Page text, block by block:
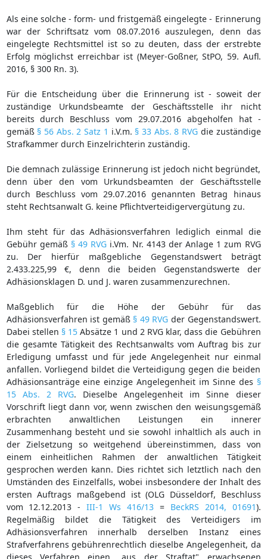
Als eine solche - form- und fristgemäß eingelegte - Erinnerung
war der Schriftsatz vom 08.07.2016 auszulegen, denn das
eingelegte Rechtsmittel ist so zu deuten, dass der erstrebte
Erfolg möglichst erreichbar ist (Meyer-Goßner, StPO, 59. Aufl.
2016, § 300 Rn. 3).
Für die Entscheidung über die Erinnerung ist - soweit der
zuständige Urkundsbeamte der Geschäftsstelle ihr nicht
bereits durch Beschluss vom 29.07.2016 abgeholfen hat -
gemäß § 56 Abs. 2 Satz 1 i.V.m. § 33 Abs. 8 RVG die zuständige
Strafkammer durch Einzelrichterin zuständig.
Die demnach zulässige Erinnerung ist jedoch nicht begründet,
denn über den vom Urkundsbeamten der Geschäftsstelle
durch Beschluss vom 29.07.2016 genannten Betrag hinaus
steht Rechtsanwalt G. keine Pflichtverteidigervergütung zu.
Ihm steht für das Adhäsionsverfahren lediglich einmal die
Gebühr gemäß § 49 RVG i.Vm. Nr. 4143 der Anlage 1 zum RVG
zu. Der hierfür maßgebliche Gegenstandswert beträgt
2.433.225,99 €, denn die beiden Gegenstandswerte der
Adhäsionsklagen D. und J. waren zusammenzurechnen.
Maßgeblich für die Höhe der Gebühr für das
Adhäsionsverfahren ist gemäß § 49 RVG der Gegenstandswert.
Dabei stellen § 15 Absätze 1 und 2 RVG klar, dass die Gebühren
die gesamte Tätigkeit des Rechtsanwalts vom Auftrag bis zur
Erledigung umfasst und für jede Angelegenheit nur einmal
anfallen. Vorliegend bildet die Verteidigung gegen die beiden
Adhäsionsanträge eine einzige Angelegenheit im Sinne des §
15 Abs. 2 RVG. Dieselbe Angelegenheit im Sinne dieser
Vorschrift liegt dann vor, wenn zwischen den weisungsgemäß
erbrachten anwaltlichen Leistungen ein innerer
Zusammenhang besteht und sie sowohl inhaltlich als auch in
der Zielsetzung so weitgehend übereinstimmen, dass von
einem einheitlichen Rahmen der anwaltlichen Tätigkeit
gesprochen werden kann. Dies richtet sich letztlich nach den
Umständen des Einzelfalls, wobei insbesondere der Inhalt des
ersten Auftrags maßgebend ist (OLG Düsseldorf, Beschluss
vom 12.12.2013 -III-1 Ws 416/13= BeckRS 2014, 01691).
Regelmäßig bildet die Tätigkeit des Verteidigers im
Adhäsionsverfahren innerhalb derselben Instanz eines
Strafverfahrens gebührenrechtlich dieselbe Angelegenheit, da
dieses Verfahren einen „aus der Straftat" erwachsenen